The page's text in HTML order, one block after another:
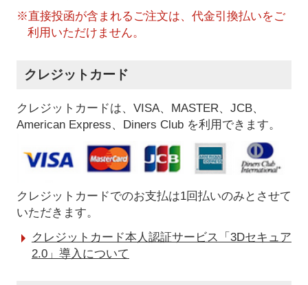
※直接投函が含まれるご注文は、代金引換払いをご
利用いただけません。
クレジットカード
クレジットカードは、VISA、MASTER、JCB、
American Express、Diners Club を利用できます。
クレジットカードでのお支払は1回払いのみとさせて
いただきます。
クレジットカード本人認証サービス「3Dセキュア
2.0」導入について